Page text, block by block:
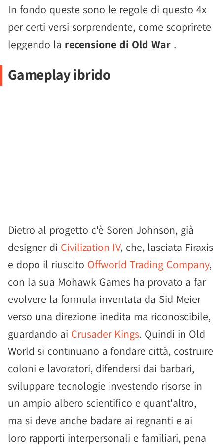
In fondo queste sono le regole di questo 4x
per certi versi sorprendente, come scoprirete
leggendo la recensione di Old War .
Gameplay ibrido
Dietro al progetto c'è Soren Johnson, già
designer di Civilization IV, che, lasciata Firaxis
e dopo il riuscito Offworld Trading Company,
con la sua Mohawk Games ha provato a far
evolvere la formula inventata da Sid Meier
verso una direzione inedita ma riconoscibile,
guardando ai Crusader Kings. Quindi in Old
World si continuano a fondare città, costruire
coloni e lavoratori, difendersi dai barbari,
sviluppare tecnologie investendo risorse in
un ampio albero scientifico e quant'altro,
ma si deve anche badare ai regnanti e ai
loro rapporti interpersonali e familiari, pena